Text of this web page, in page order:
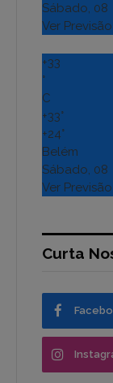
Sábado, 08
Ver
+33
°
C
+33°
+24°
Belém
Sábado, 08
Ver
Curta